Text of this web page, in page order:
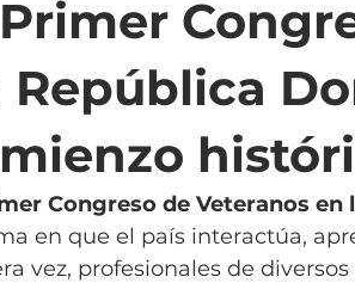
República
Congreso de Veteranos en
en que el país interactúa,
vez, profesionales de